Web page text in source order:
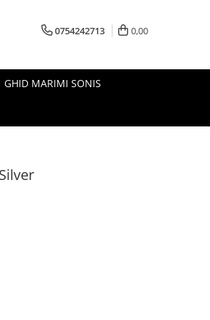
0754242713 0,00
GHID MARIMI SONIS